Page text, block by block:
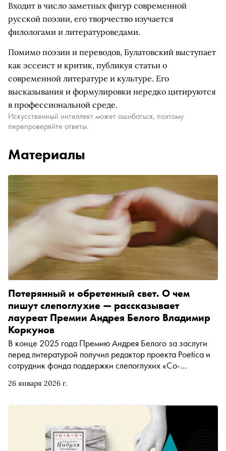
Входит в число заметных фигур современной
русской поэзии, его творчество изучается
филологами и литературоведами.
Помимо поэзии и переводов, Булатовский выступает
как эссеист и критик, публикуя статьи о
современной литературе и культуре. Его
высказывания и формулировки нередко цитируются
в профессиональной среде.
Искусственный интеллект может ошибаться, поэтому
перепроверяйте ответы.
Материалы
26 января 2026 г.
Потерянный и обретенный свет. О чем
пишут слепоглухие — рассказывает
лауреат Премии Андрея Белого Владимир
Коркунов
В конце 2025 года Премию Андрея Белого за заслуги
перед литературой получил редактор проекта Poetica и
сотрудник фонда поддержки слепоглухих «Со-
Спесивцев поговорил с лауреатом о том, почему у людей
«фрейме слепоглухоты» в поэзии вообще), а также
готовящейся к выходу второй антологии поэзии о
слепоглухоте и специальном номере журнала о ней же